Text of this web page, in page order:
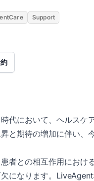
Support
代において、ヘルス
と期待の増加に伴い
者との相互作用にお
になります。